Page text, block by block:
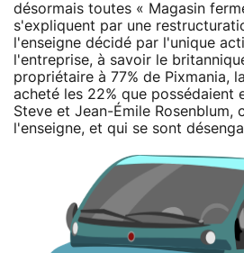
désormais toutes « Magasin
s'expliquent par une
l'enseigne décidé par l'unique
l'entreprise, à savoir le
propriétaire à 77% de Pixmania,
acheté les 22% que possédaient
Steve et Jean-Émile Rosenblum,
l'enseigne, et qui se sont